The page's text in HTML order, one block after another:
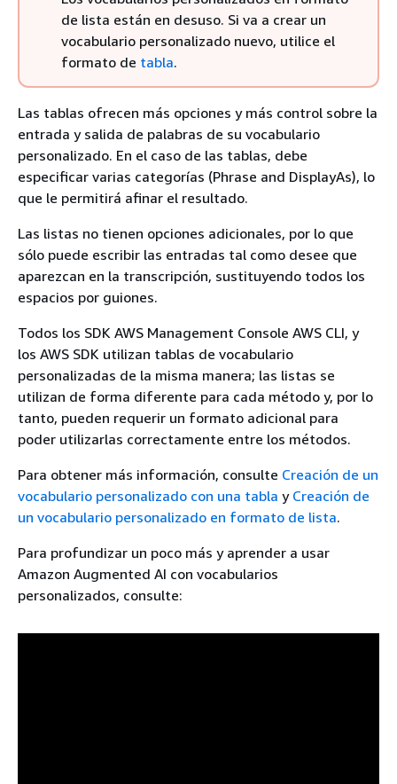
de lista están en desuso. Si va a crear un
vocabulario personalizado nuevo, utilice el
formato de tabla.
Las tablas ofrecen más opciones y más control sobre la
entrada y salida de palabras de su vocabulario
personalizado. En el caso de las tablas, debe
especificar varias categorías (Phrase and DisplayAs), lo
que le permitirá afinar el resultado.
Las listas no tienen opciones adicionales, por lo que
sólo puede escribir las entradas tal como desee que
aparezcan en la transcripción, sustituyendo todos los
espacios por guiones.
Todos los SDK AWS Management Console AWS CLI, y
los AWS SDK utilizan tablas de vocabulario
personalizadas de la misma manera; las listas se
utilizan de forma diferente para cada método y, por lo
tanto, pueden requerir un formato adicional para
poder utilizarlas correctamente entre los métodos.
Para obtener más información, consulte Creación de un
vocabulario personalizado con una tabla y Creación de
un vocabulario personalizado en formato de lista.
Para profundizar un poco más y aprender a usar
Amazon Augmented AI con vocabularios
personalizados, consulte: